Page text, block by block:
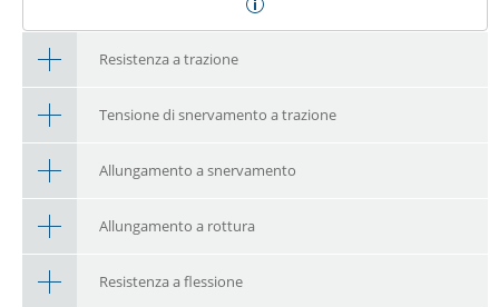
Resistenza a trazione
Tensione di snervamento a trazione
Allungamento a snervamento
Allungamento a rottura
Resistenza a flessione